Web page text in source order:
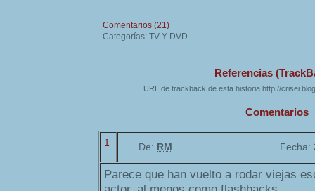
Comentarios (21)
Categorías: TV Y DVD
Referencias
URL de trackback de esta historia http://
Comentarios
1 De: RM Fecha:
Parece que han vuelto a rodar viejas